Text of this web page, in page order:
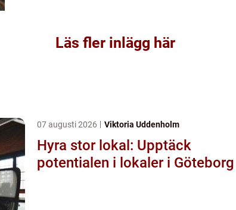
Läs fler inlägg här
07 augusti 2026 Viktoria Uddenholm
Hyra stor lokal: Upptäck
potentialen i lokaler i Göteborg